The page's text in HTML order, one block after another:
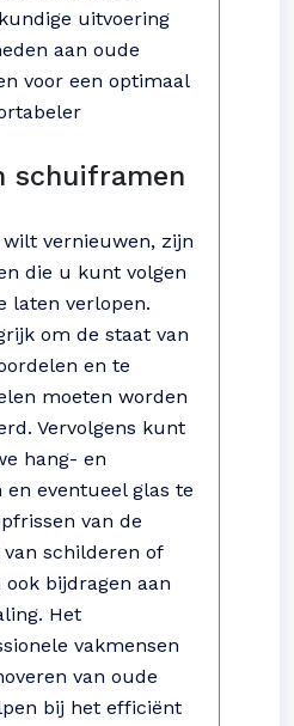
uitvoering
aan oude
voor een optimaal
schuiframen
vernieuwen, zijn
die u kunt volgen
laten verlopen.
om de staat van
en te
moeten worden
Vervolgens kunt
hang- en
eventueel glas te
van de
schilderen of
bijdragen aan
Het
vakmensen
van oude
bij het efficiënt